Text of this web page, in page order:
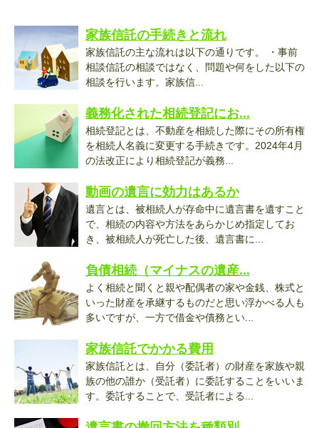
家族信託の手続きと流れ
家族信託の主な流れは以下の通りです。 ・事前
相談信託の相談ではなく、問題や何をした以下の
相談を行います。家族信...
義務化された相続登記にお...
相続登記とは、不動産を相続した際にその所有権
を相続人名義に変更する手続きです。2024年4月
の法改正により相続登記が義務...
動画の遺言に効力はあるか
遺言とは、被相続人が存命中に遺言書を遺すこと
で、相続の内容や方法をあらかじめ指定してお
き、被相続人が死亡した後、遺言書に...
負債相続（マイナスの遺産...
よく相続と聞くと親や配偶者の家や金銭、株式と
いった財産を承継するものだと思い浮かべる人も
多いですが、一方で借金や債務とい...
家族信託でかかる費用
家族信託とは、自分（委託者）の財産を家族や親
族の他の誰か（受託者）に委託することをいいま
す。委託することで、受託者による...